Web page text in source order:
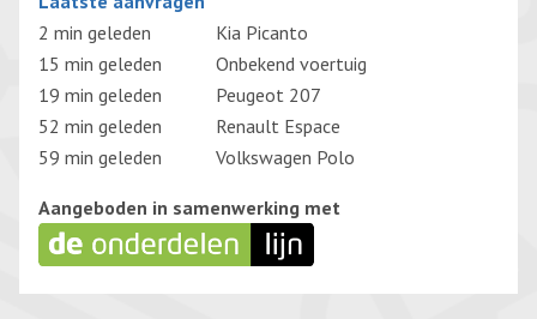
2 min geleden
Kia Picanto
15 min geleden
Onbekend voertuig
19 min geleden
Peugeot 207
52 min geleden
Renault Espace
59 min geleden
Volkswagen Polo
Aangeboden in samenwerking met